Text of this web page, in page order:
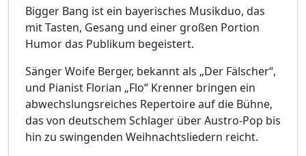
Bigger Bang ist ein bayerisches Musikduo, das
mit Tasten, Gesang und einer großen Portion
Humor das Publikum begeistert.
Sänger Woife Berger, bekannt als „Der Fälscher“,
und Pianist Florian „Flo“ Krenner bringen ein
abwechslungsreiches Repertoire auf die Bühne,
das von deutschem Schlager über Austro-Pop bis
hin zu swingenden Weihnachtsliedern reicht.​